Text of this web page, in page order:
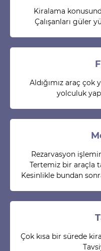
Kiralama
Çalışanları güler
Aldığımız araç
yolculuk
Rezarvasyon
Tertemiz bir araçla
Kesinlikle bundan
Çok kısa bir sürede